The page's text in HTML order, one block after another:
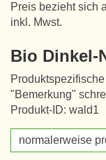
Preis bezieht sich
inkl. Mwst.
Bio Dinkel-
"Bemerkung"
Produkt-ID: wald1
normalerweise